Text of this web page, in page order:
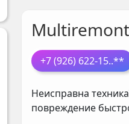
Multiremont
+7 (926) 622-15..**
Неисправна
повреждение